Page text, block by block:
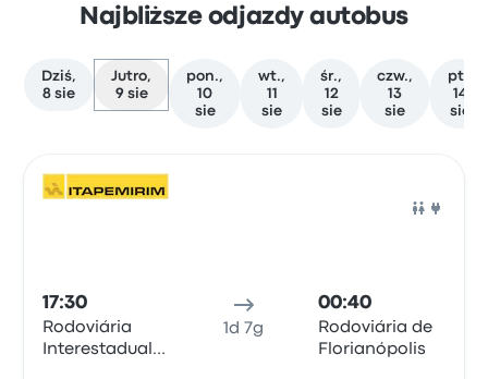
Najbliższe odjazdy autobus
Dziś,
8 sie
Jutro,
9 sie
pon.,
10
sie
wt.,
11
sie
śr.,
12
sie
czw.,
13
sie
pt.,
14
sie
17:30
Rodoviária
Interestadual
1d 7g
00:40
Rodoviária de
Florianópolis